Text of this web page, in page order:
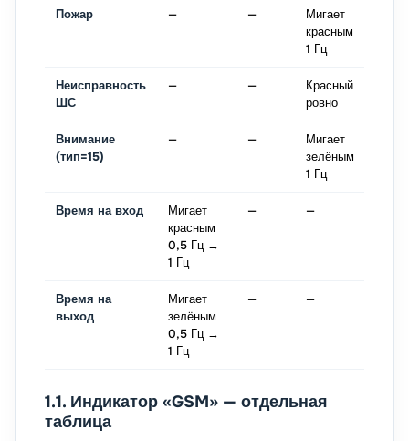
Пожар — —
Мигает
красным
1 Гц
Неисправность
ШС
— —
Красный
ровно
Внимание
(тип=15)
— —
Мигает
зелёным
1 Гц
Время на вход
Мигает
красным
0,5 Гц →
1 Гц
— —
Время на
выход
Мигает
зелёным
0,5 Гц →
1 Гц
— —
1.1. Индикатор «GSM» — отдельная
таблица